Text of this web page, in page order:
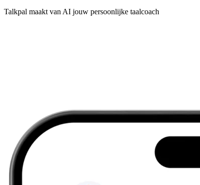
Talkpal maakt van AI jouw persoonlijke taalcoach